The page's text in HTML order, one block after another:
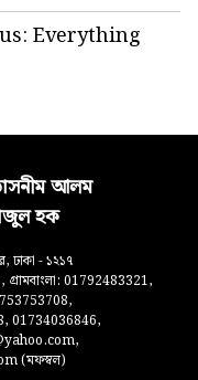
Everything
আলম
হক
ঢাকা - ১২১৭
01792483321,
01734036846,
(মফস্বল)